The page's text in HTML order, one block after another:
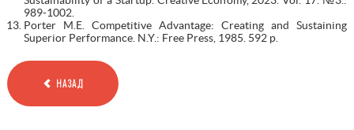
989-1002.
Porter M.E. Competitive Advantage: Creating and Sustaining
Superior Performance. N.Y.: Free Press, 1985. 592 p.
НАЗАД